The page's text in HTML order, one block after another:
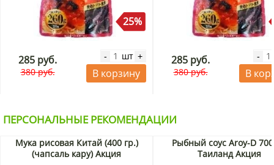
25%
285 руб.
380 руб.
- шт +
В корзину
285 руб.
380 руб.
-
В
ПЕРСОНАЛЬНЫЕ РЕКОМЕНДАЦИИ
Мука рисовая Китай (400 гр.)
(чапсаль кару) Акция
Рыбный соус Aroy-D
Таиланд Акция